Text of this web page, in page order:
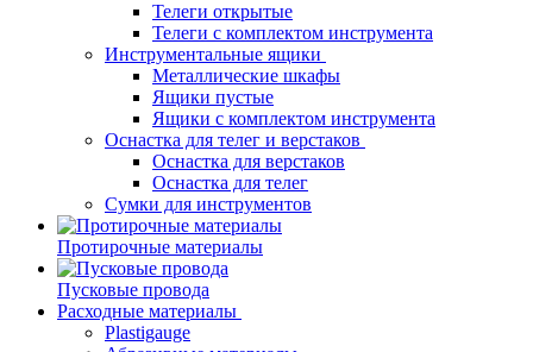
Телеги открытые
Телеги с комплектом инструмента
Инструментальные ящики
Металлические шкафы
Ящики пустые
Ящики с комплектом инструмента
Оснастка для телег и верстаков
Оснастка для верстаков
Оснастка для телег
Сумки для инструментов
Протирочные материалы
Пусковые провода
Расходные материалы
Plastigauge